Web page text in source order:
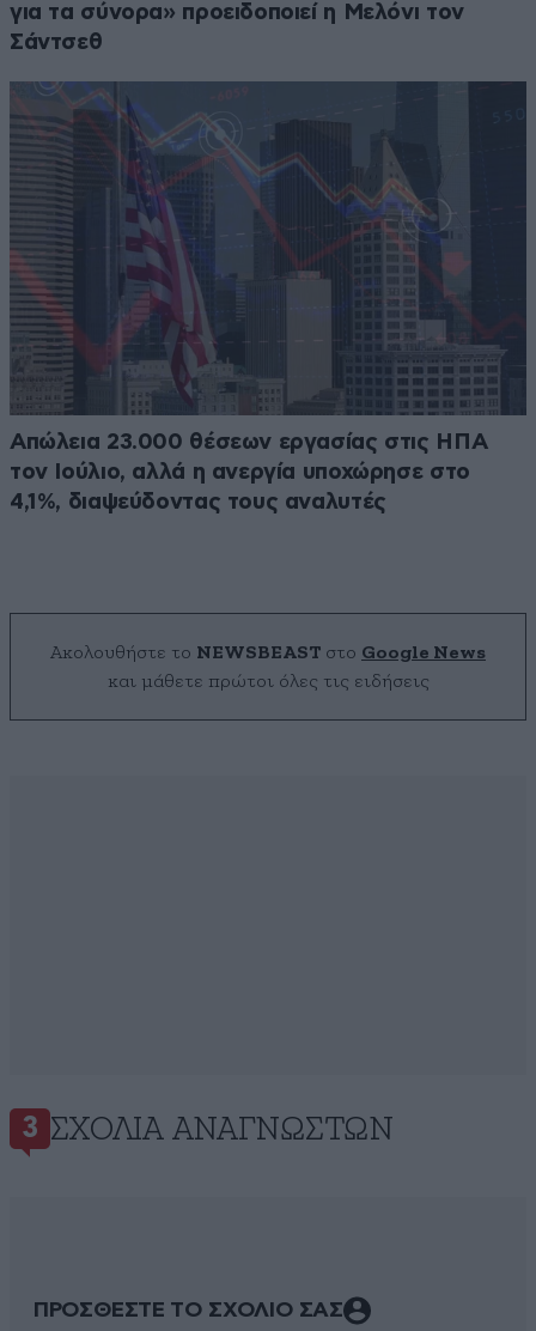
για τα σύνορα» προειδοποιεί η Μελόνι τον
Σάντσεθ
Απώλεια 23.000 θέσεων εργασίας στις ΗΠΑ
τον Ιούλιο, αλλά η ανεργία υποχώρησε στο
4,1%, διαψεύδοντας τους αναλυτές
Ακολουθήστε το NEWSBEAST στο Google News
και μάθετε πρώτοι όλες τις ειδήσεις
3 ΣΧΌΛΙΑ ΑΝΑΓΝΩΣΤΏΝ
ΠΡΟΣΘΕΣΤΕ ΤΟ ΣΧΟΛΙΟ ΣΑΣ